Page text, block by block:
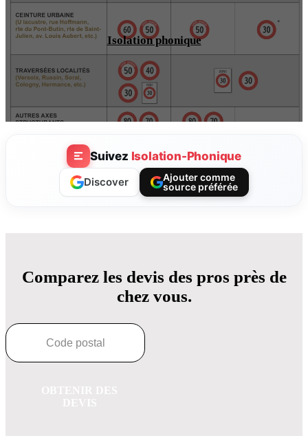
Isolation phonique
Suivez Isolation-Phonique
Discover
Ajouter comme
source préférée
Comparez les devis des pros près de
chez vous.